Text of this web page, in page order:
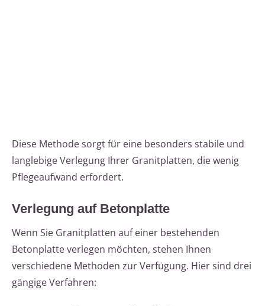
Diese Methode sorgt für eine besonders stabile und
langlebige Verlegung Ihrer Granitplatten, die wenig
Pflegeaufwand erfordert.
Verlegung auf Betonplatte
Wenn Sie Granitplatten auf einer bestehenden
Betonplatte verlegen möchten, stehen Ihnen
verschiedene Methoden zur Verfügung. Hier sind drei
gängige Verfahren: